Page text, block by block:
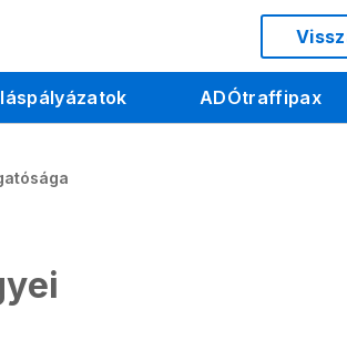
ADÓtraffipax